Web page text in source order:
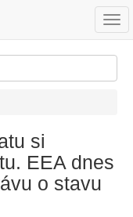
si
EEA dnes
o stavu